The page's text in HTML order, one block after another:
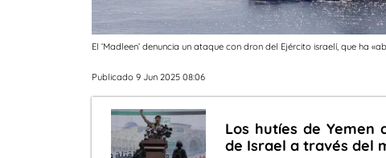
El ‘Madleen’ denuncia un ataque con dron del Ejército israelí, que ha
Publicado 9 Jun 2025 08:06
Los hutíes de Yemen
de Israel a través del